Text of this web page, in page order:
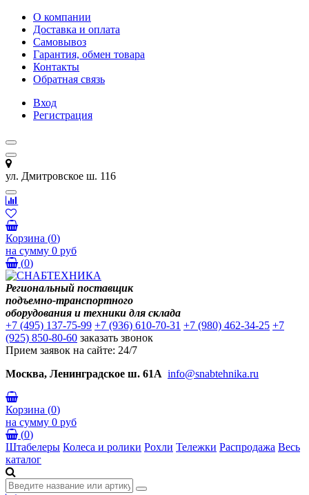
О компании
Доставка и оплата
Самовывоз
Гарантия, обмен товара
Контакты
Обратная связь
Вход
Регистрация
ул. Дмитровское ш. 116
Корзина (0)
на сумму 0 руб
(0)
Региональный поставщик
подъемно-транспортного
оборудования и техники для склада
+7 (495) 137-75-99 +7 (936) 610-70-31 +7 (980) 462-34-25 +7
(925) 850-80-60 заказать звонок
Прием заявок на сайте: 24/7
Москва, Ленинградское ш. 61А info@snabtehnika.ru
Корзина (0)
на сумму 0 руб
(0)
Штабелеры Колеса и ролики Рохли Тележки Распродажа Весь
каталог